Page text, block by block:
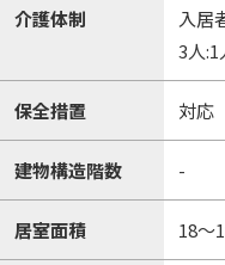
介護体制
入居
3人:1
保全措置 対応
建物構造階数 -
居室面積 18～